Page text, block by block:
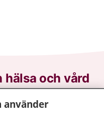
och vård
och information om
du kan kontakta.
använder